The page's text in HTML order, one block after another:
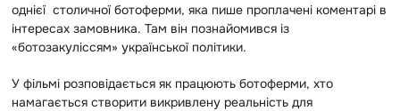
однієї столичної ботоферми, яка пише проплачені коментарі в
інтересах замовника. Там він познайомився із
«ботозакуліссям» української політики.
У фільмі розповідається як працюють ботоферми, хто
намагається створити викривлену реальність для